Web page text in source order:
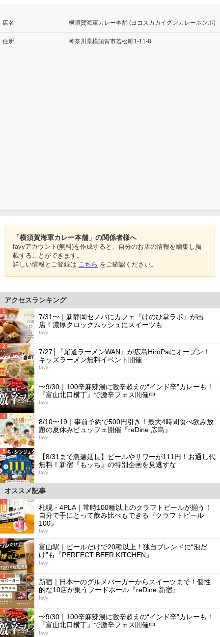
店名 横須賀海軍カレー本舗 (ヨコスカカイグンカレーホンポ)
住所 神奈川県横須賀市若松町1-11-8
「横須賀海軍カレー本舗」の関係者様へ
favyアカウント(無料)を作成すると、自分のお店の情報を編集し掲
載することができます。
詳しい情報とご登録は こちら をご確認ください。
アクセスランキング
1
7/31〜｜新静岡セノバにカフェ『けのひ堂ラボ』が出
店！濃厚クロックムッシュにスイーツも
favy
2
7/27│『尾道ラーメンWAN』が広島HiroPaにオープン！
キッズラーメン無料イベント開催
favy
3
〜9/30｜100辛麻辣湯に激辛超えの“インド辛”カレーも！
『富山北口横丁』で激辛フェス開催中
favy
4
8/10〜19｜事前予約で500円引き！最大4時間食べ飲み放
題の夏休みビュッフェ開催『reDine 広島』
favy
5
【8/31まで急遽延長】ビールやサワーが111円！お通し代
無料！新宿『もッち』の特別企画を見逃すな
favy
オススメ記事
1
札幌・4PLA｜常時100種以上のクラフトビールが揃う！
自分で手にとって飲み比べもできる『クラフトビール
100』
favy
2
富山駅｜ビールだけで20種以上！独自ブレンドに“泡だ
け”も『PERFECT BEER KITCHEN』
favy
3
新宿｜日本一のグルメバーガーからスイーツまで！個性
的な10店が集うフードホール『reDine 新宿』
favy
4
〜9/30｜100辛麻辣湯に激辛超えの“インド辛”カレーも！
『富山北口横丁』で激辛フェス開催中
favy